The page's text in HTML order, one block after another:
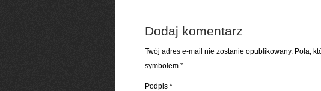
Dodaj komentarz
Twój adres e-mail nie zostanie opublikowany. Pola,
symbolem *
Podpis *